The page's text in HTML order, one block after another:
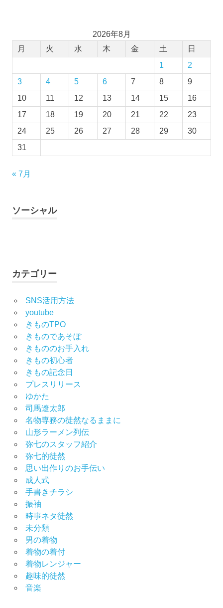
2026年8月
月
火 水 木 金 土
日
1
2
3
4 5 6 7 8
9
10
11 12 13 14 15
16
17
18 19 20 21 22
23
24
25 26 27 28 29
30
31
« 7月
ソーシャル
カテゴリー
SNS活用方法
youtube
きものTPO
きものであそぼ
きもののお手入れ
きもの初心者
きもの記念日
プレスリリース
ゆかた
司馬遼太郎
名物専務の徒然なるままに
山形ラーメン列伝
弥七のスタッフ紹介
弥七的徒然
思い出作りのお手伝い
成人式
手書きチラシ
振袖
時事ネタ徒然
未分類
男の着物
着物の着付
着物レンジャー
趣味的徒然
音楽